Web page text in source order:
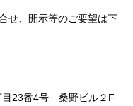
せ、開示等のご要望は下
23番4号 桑野ビル２F